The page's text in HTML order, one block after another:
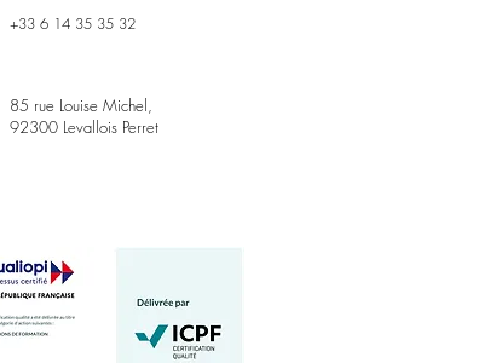
+33 6 14 35 35 32
85 rue Louise Michel,
92300 Levallois Perret